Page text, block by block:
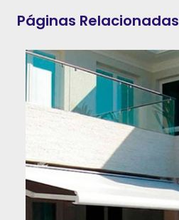
Páginas Relacionadas